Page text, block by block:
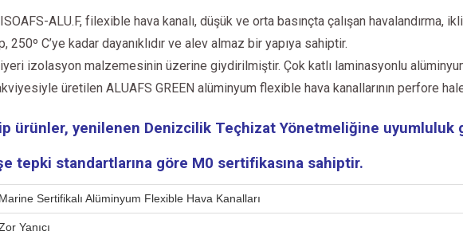
ALU.F, filexible hava kanalı, düşük ve orta basınçta çalışan havalandırma,
C’ye kadar dayanıklıdır ve alev almaz bir yapıya sahiptir.
izolasyon malzemesinin üzerine giydirilmiştir. Çok katlı laminasyonlu
üretilen ALUAFS GREEN alüminyum flexible hava kanallarının perfore
ürünler, yenilenen Denizcilik Teçhizat Yönetmeliğine uyumluluk
tepki standartlarına göre M0 sertifikasına sahiptir.
Marine Sertifikalı Alüminyum Flexible Hava Kanalları
Yanıcı